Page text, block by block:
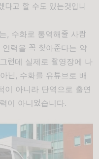
다고 할 수도 있는것입니
, 수화로 통역해줄 사람
력을 꼭 찾아준다는 약
런데 실제로 촬영장에 나
닌, 수화를 유튜브로 배
이 아니라 단역으로 출연
이 아니었습니다.